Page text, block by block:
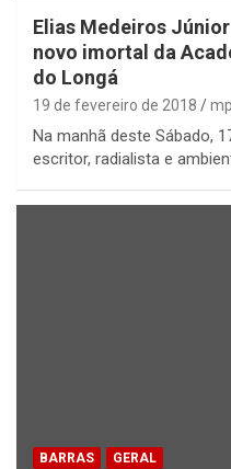
Elias Medeiros
novo imortal da
do Longá
19 de fevereiro de 2018
Na manhã deste Sábado,
escritor, radialista e
BARRAS GERAL